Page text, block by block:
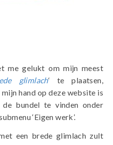
me gelukt om mijn meest
glimlach‘ te plaatsen,
hand op deze website is
bundel te vinden onder
‘Eigen werk’.
een brede glimlach zult